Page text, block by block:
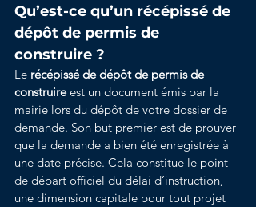
Qu’est-ce qu’un récépissé de
dépôt de permis de
construire ?
Le récépissé de dépôt de permis de
construire est un document émis par la
mairie lors du dépôt de votre dossier de
demande. Son but premier est de prouver
que la demande a bien été enregistrée à
une date précise. Cela constitue le point
de départ officiel du délai d’instruction,
une dimension capitale pour tout projet